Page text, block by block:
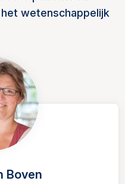
wetenschappelijk
Boven